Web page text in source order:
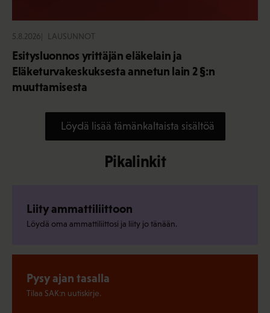
5.8.2026 LAUSUNNOT
Esitysluonnos yrittäjän eläkelain ja
Eläketurvakeskuksesta annetun lain 2 §:n
muuttamisesta
Löydä lisää tämänkaltaista sisältöä
Pikalinkit
Liity ammattiliittoon
Löydä oma ammattiliittosi ja liity jo tänään.
Pysy ajan tasalla
Tilaa SAK:n uutiskirje.